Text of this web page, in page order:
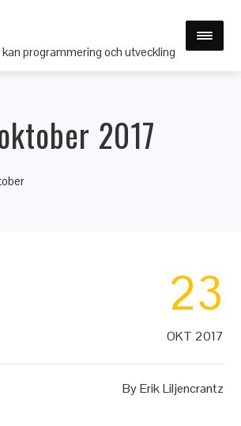
programmering och utveckling
2017
23
OKT 2017
ByErik Liljencrantz